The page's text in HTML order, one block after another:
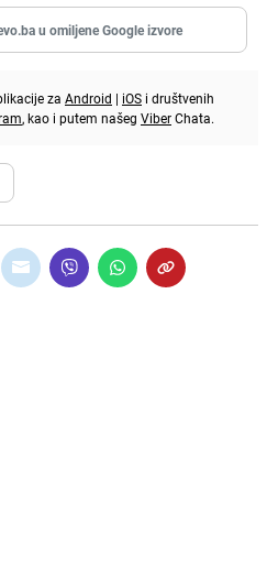
u omiljene Google izvore
za Android | iOS i društvenih
, kao i putem našeg ViberChata.